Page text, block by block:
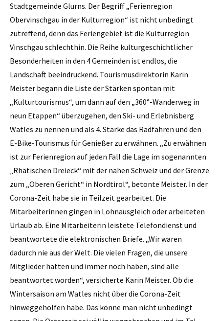
Stadtgemeinde Glurns. Der Begriff „Ferienregion
Obervinschgau in der Kulturregion“ ist nicht unbedingt
zutreffend, denn das Feriengebiet ist die Kulturregion
Vinschgau schlechthin. Die Reihe kulturgeschichtlicher
Besonderheiten in den 4 Gemeinden ist endlos, die
Landschaft beeindruckend. Tourismusdirektorin Karin
Meister begann die Liste der Stärken spontan mit
„Kulturtourismus“, um dann auf den „360°-Wanderweg in
neun Etappen“ überzugehen, den Ski- und Erlebnisberg
Watles zu nennen und als 4. Stärke das Radfahren und den
E-Bike-Tourismus für Genießer zu erwähnen. „Zu erwähnen
ist zur Ferienregion auf jeden Fall die Lage im sogenannten
„Rhätischen Dreieck“ mit der nahen Schweiz und der Grenze
zum „Oberen Gericht“ in Nordtirol“, betonte Meister. In der
Corona-Zeit habe sie in Teilzeit gearbeitet. Die
Mitarbeiterinnen gingen in Lohnausgleich oder arbeiteten
Urlaub ab. Eine Mitarbeiterin leistete Telefondienst und
beantwortete die elektronischen Briefe. „Wir waren
dadurch nie aus der Welt. Die vielen Fragen, die unsere
Mitglieder hatten und immer noch haben, sind alle
beantwortet worden“, versicherte Karin Meister. Ob die
Wintersaison am Watles nicht über die Corona-Zeit
hinweggeholfen habe. Das könne man nicht unbedingt